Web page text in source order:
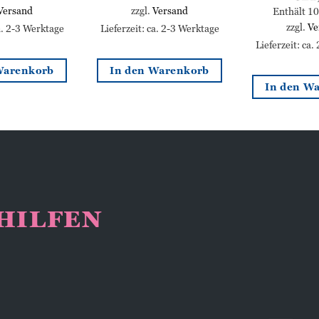
2-3 Werktage
zzgl.Versand
Lieferzeit: ca. 2-3 Werktage
In den Warenkorb
Enthält
zzgl.
Lieferzeit: ca.
In den